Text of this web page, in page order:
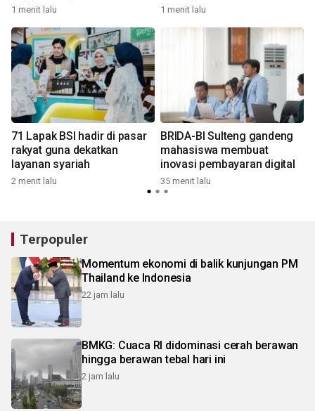
1 menit lalu 1 menit lalu
71 Lapak BSI hadir di pasar
rakyat guna dekatkan
layanan syariah
2 menit lalu
BRIDA-BI Sulteng gandeng
mahasiswa membuat
inovasi pembayaran digital
35 menit lalu
Terpopuler
Momentum ekonomi di balik kunjungan PM
Thailand ke Indonesia
22 jam lalu
BMKG: Cuaca RI didominasi cerah berawan
hingga berawan tebal hari ini
2 jam lalu